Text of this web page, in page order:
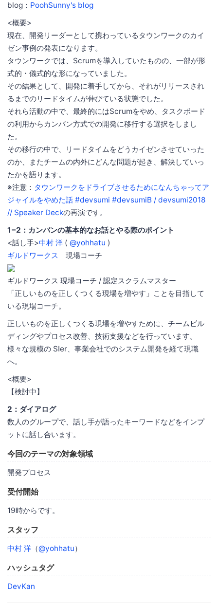
blog： PoohSunny's blog
<概要>
現在、開発リーダーとして携わっているタウンワークのカイ
ゼン事例の発表になります。
タウンワークでは、Scrumを導入していたものの、一部が形
式的・儀式的な形になっていました。
その結果として、開発に着手してから、それがリリースされ
るまでのリードタイムが伸びている状態でした。
それら活動の中で、最終的にはScrumをやめ、タスクボード
の利用からカンバン方式での開発に移行する選択をしまし
た。
その移行の中で、リードタイムをどうカイゼンさせていった
のか、またチームの内外にどんな問題が起き、解決していっ
たかを語ります。
※注意： タウンワークをドライブさせるためになんちゃってア
ジャイルをやめた話 #devsumi #devsumiB / devsumi2018
// Speaker Deckの再演です。
1−2：カンバンの基本的なお話とやる際のポイント
<話し手>中村 洋 ( @yohhatu )
ギルドワークス
現場コーチ
ギルドワークス 現場コーチ / 認定スクラムマスター
「正しいものを正しくつくる現場を増やす」ことを目指して
いる現場コーチ。
正しいものを正しくつくる現場を増やすために、チームビル
ディングやプロセス改善、技術支援などを行っています。
様々な規模の SIer、事業会社でのシステム開発を経て現職
へ。
<概要>
【検討中】
2：ダイアログ
数人のグループで、話し手が語ったキーワードなどをインプ
ットに話し合います。
今回のテーマの対象領域
開発プロセス
受付開始
19時からです。
スタッフ
中村 洋 （@yohhatu）
ハッシュタグ
DevKan